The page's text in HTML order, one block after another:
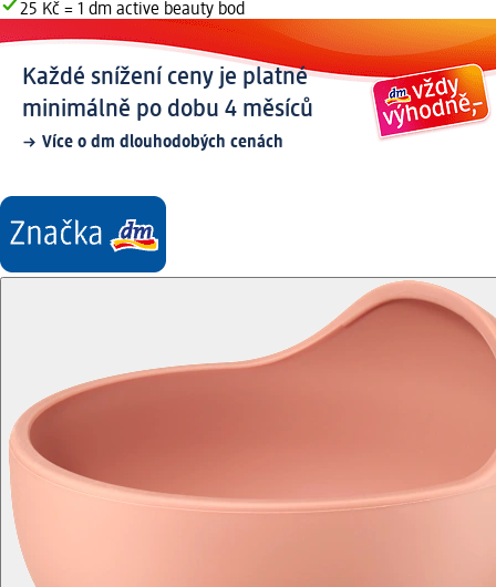
25 Kč = 1 dm active beauty bod
Každé snížení ceny je platné
minimálně po dobu 4 měsíců
Více o dm dlouhodobých cenách